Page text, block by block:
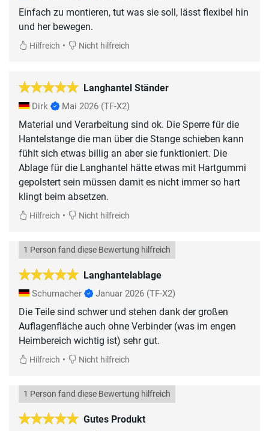
Einfach zu montieren, tut was sie soll, lässt flexibel hin
und her bewegen.
Hilfreich • Nicht hilfreich
Langhantel Ständer
Dirk Mai 2026 (TF-X2)
Material und Verarbeitung sind ok. Die Sperre für die
Hantelstange die man über die Stange schieben kann
fühlt sich etwas billig an aber sie funktioniert. Die
Ablage für die Langhantel hätte etwas mit Hartgummi
gepolstert sein müssen damit es nicht immer so hart
klingt beim absetzen.
Hilfreich • Nicht hilfreich
Langhantelablage
1 Person fand diese Bewertung hilfreich
Schumacher Januar 2026 (TF-X2)
Die Teile sind schwer und stehen dank der großen
Auflagenfläche auch ohne Verbinder (was im engen
Heimbereich wichtig ist) sehr gut.
Hilfreich • Nicht hilfreich
Gutes Produkt
1 Person fand diese Bewertung hilfreich